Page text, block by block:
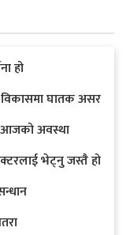
हो
घातक असर
आजको अवस्था
भेट्नु जस्तै हो